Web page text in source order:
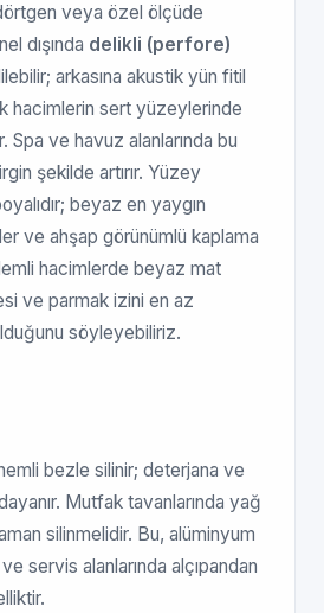
veya özel ölçüde
dışında delikli (perfore)
arkasına akustik yün fitil
hacimlerin sert yüzeylerinde
Spa ve havuz alanlarında bu
şekilde artırır. Yüzey
beyaz en yaygın
ve ahşap görünümlü kaplama
hacimlerde beyaz mat
ve parmak izini en az
söyleyebiliriz.
bezle silinir; deterjana ve
Mutfak tavanlarında yağ
silinmelidir. Bu, alüminyum
servis alanlarında alçıpandan